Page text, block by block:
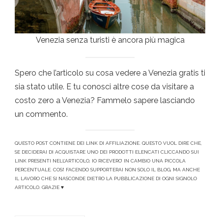
Venezia senza turisti è ancora più magica
Spero che l’articolo su cosa vedere a Venezia gratis ti
sia stato utile. E tu conosci altre cose da visitare a
costo zero a Venezia? Fammelo sapere lasciando
un commento.
QUESTO POST CONTIENE DEI LINK DI AFFILIAZIONE. QUESTO VUOL DIRE CHE,
SE DECIDERAI DI ACQUISTARE UNO DEI PRODOTTI ELENCATI CLICCANDO SUI
LINK PRESENTI NELL’ARTICOLO, IO RICEVERO’ IN CAMBIO UNA PICCOLA
PERCENTUALE. COSI’ FACENDO SUPPORTERAI NON SOLO IL BLOG, MA ANCHE
IL LAVORO CHE SI NASCONDE DIETRO LA PUBBLICAZIONE DI OGNI SIGNOLO
ARTICOLO. GRAZIE ♥